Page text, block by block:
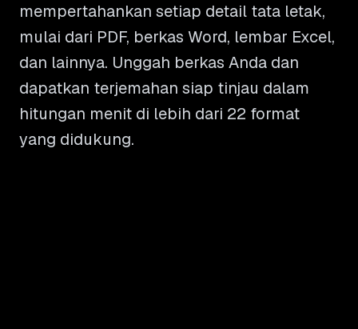
mempertahankan setiap detail tata letak,
mulai dari PDF, berkas Word, lembar Excel,
dan lainnya. Unggah berkas Anda dan
dapatkan terjemahan siap tinjau dalam
hitungan menit di lebih dari 22 format
yang didukung.